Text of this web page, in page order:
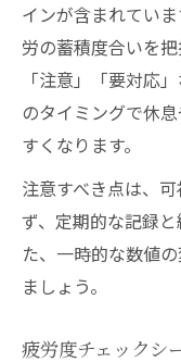
インが含まれてい
労の蓄積度合いを
「注意」「要対応
のタイミングで休
すくなります。
注意すべき点は、
ず、定期的な記録
た、一時的な数値
ましょう。
疲労度チェックシ